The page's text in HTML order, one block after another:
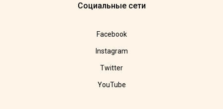
Социальные сети
Facebook
Instagram
Twitter
YouTube